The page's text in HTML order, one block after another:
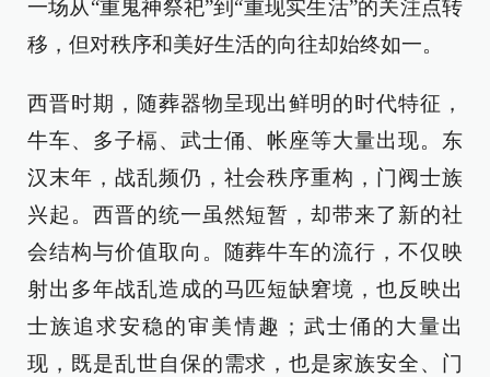
一场从“重鬼神祭祀”到“重现实生活”的关注点转
移，但对秩序和美好生活的向往却始终如一。
西晋时期，随葬器物呈现出鲜明的时代特征，
牛车、多子槅、武士俑、帐座等大量出现。东
汉末年，战乱频仍，社会秩序重构，门阀士族
兴起。西晋的统一虽然短暂，却带来了新的社
会结构与价值取向。随葬牛车的流行，不仅映
射出多年战乱造成的马匹短缺窘境，也反映出
士族追求安稳的审美情趣；武士俑的大量出
现，既是乱世自保的需求，也是家族安全、门